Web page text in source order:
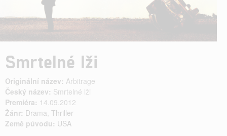
Smrtelné lži
Originální název: Arbitrage
Český název: Smrtelné lži
Premiéra: 14.09.2012
Žánr: Drama, Thriller
Země původu: USA